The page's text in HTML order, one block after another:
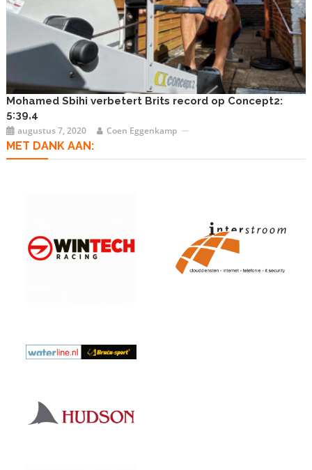
Mohamed Sbihi verbetert Brits record op Concept2:
5:39,4
augustus 7, 2020 Coen Eggenkamp
MET DANK AAN: